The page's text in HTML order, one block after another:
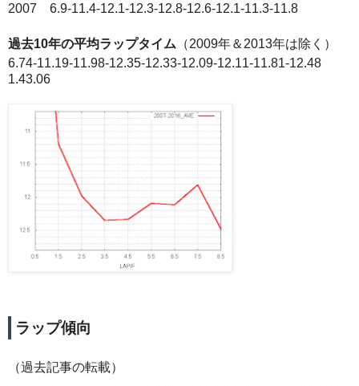
2007 6.9-11.4-12.1-12.3-12.8-12.6-12.1-11.3-11.8
過去10年の平均ラップタイム （2009年＆2013年は除く）
6.74-11.19-11.98-12.35-12.33-12.09-12.11-11.81-12.48
1.43.06
ラップ傾向
（過去記事の転載）